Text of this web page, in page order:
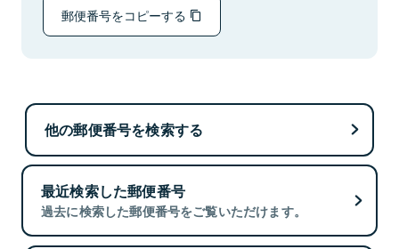
郵便番号をコピーする
他の郵便番号を検索する
最近検索した郵便番号
過去に検索した郵便番号をご覧いただけます。